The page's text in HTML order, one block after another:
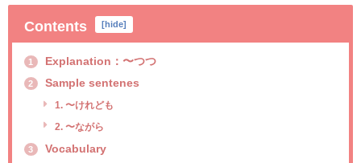
Contents [hide]
1 Explanation：〜つつ
2 Sample sentenes
1. 〜けれども
2. 〜ながら
3 Vocabulary